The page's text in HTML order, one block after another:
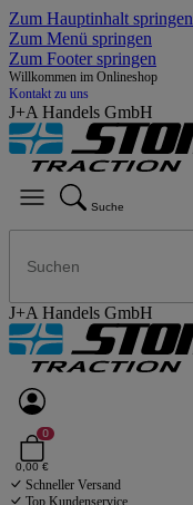
Zum Hauptinhalt springen
Zum Menü springen
Zum Footer springen
Willkommen im Onlineshop
Kontakt zu uns
J+A Handels GmbH
Suche
J+A Handels GmbH
0
0,00 €
Schneller Versand
Top Kundenservice